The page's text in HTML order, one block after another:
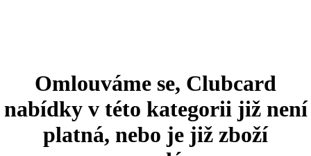
Omlouváme se, Clubcard
nabídky v této kategorii již není
platná, nebo je již zboží